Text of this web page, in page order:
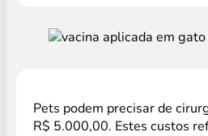
Pets podem precisar de
R$ 5.000,00. Estes custos